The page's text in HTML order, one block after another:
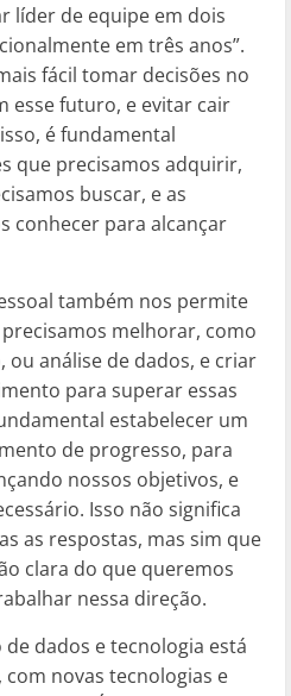
líder de equipe em dois
em três anos”.
fácil tomar decisões no
esse futuro, e evitar cair
é fundamental
que precisamos adquirir,
buscar, e as
conhecer para alcançar
também nos permite
melhorar, como
ou análise de dados, e criar
para superar essas
estabelecer um
de progresso, para
nossos objetivos, e
Isso não significa
as respostas, mas sim que
clara do que queremos
nessa direção.
dados e tecnologia está
novas tecnologias e